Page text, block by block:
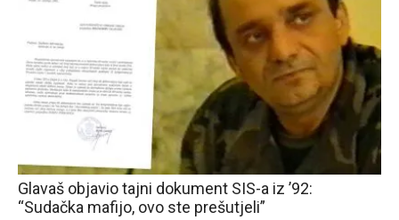
Glavaš objavio tajni dokument SIS-a iz ’92:
“Sudačka mafijo, ovo ste prešutjeli”